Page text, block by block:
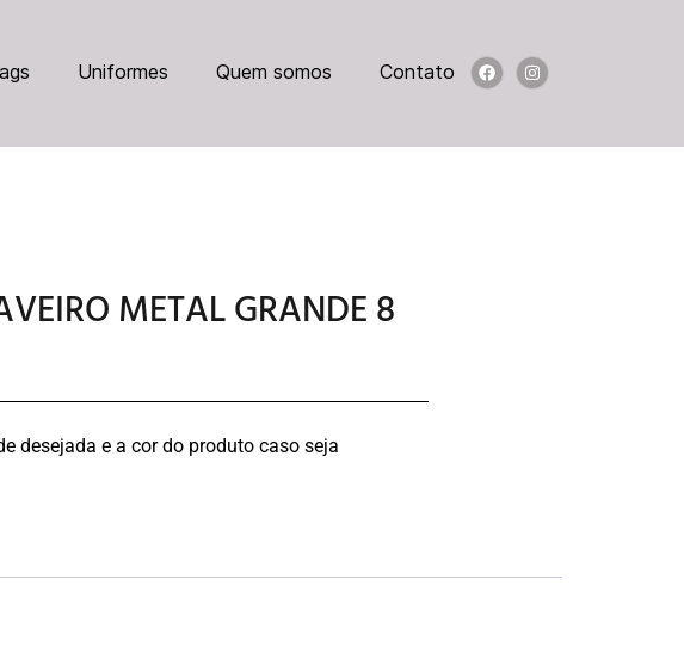
Uniformes Quem somos Contato
METAL GRANDE 8
desejada e a cor do produto caso seja